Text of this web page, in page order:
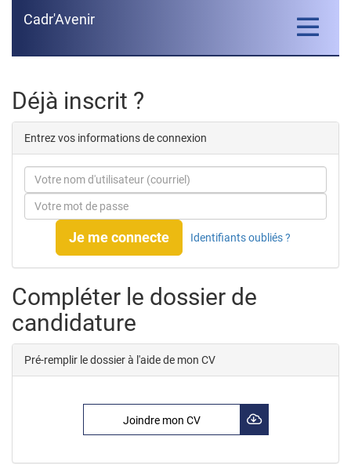
Toggle
Cadr'Avenir
Déjà inscrit ?
Entrez vos informations de connexion
Je me connecte Identifiants oubliés ?
Compléter le dossier de
candidature
Pré-remplir le dossier à l'aide de mon CV
Joindre mon CV